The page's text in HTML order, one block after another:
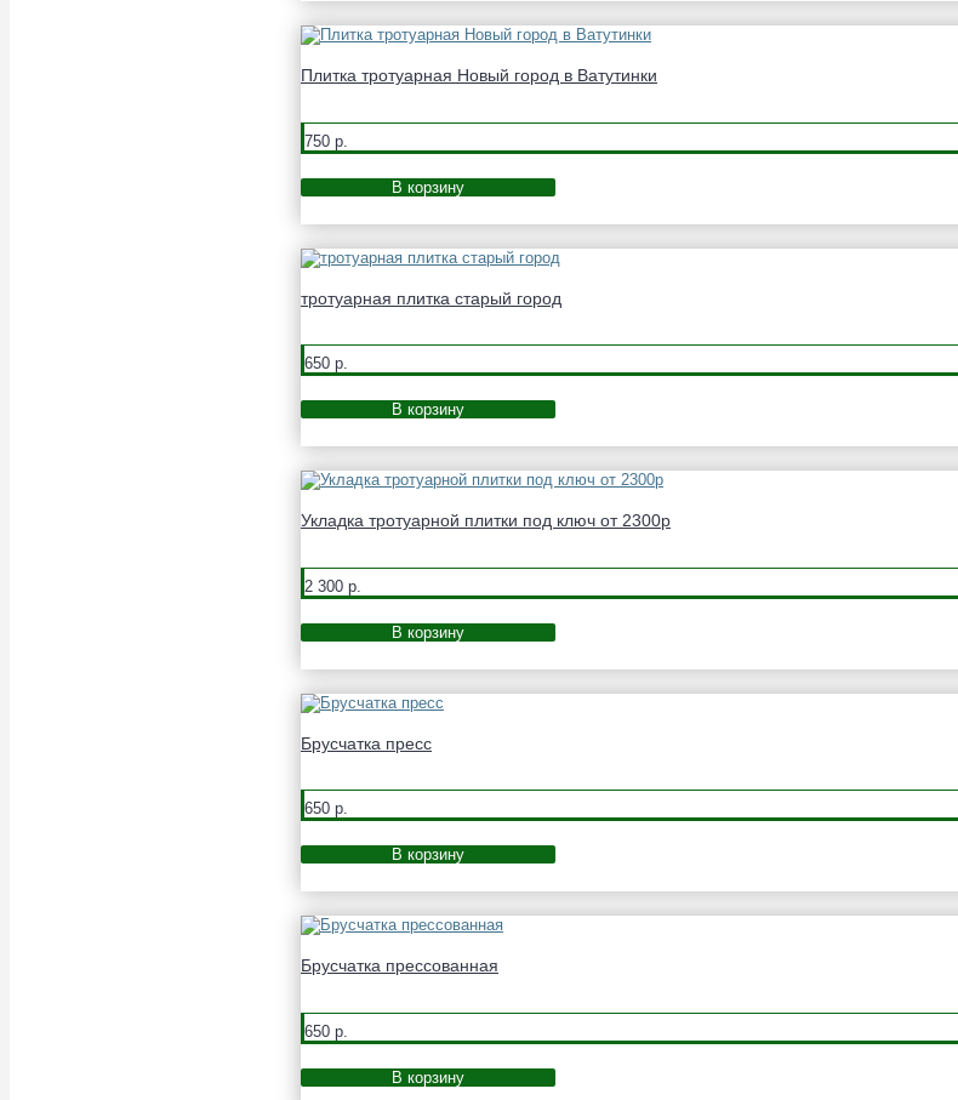
Плитка тротуарная Новый город в Ватутинки
750 р.
В корзину
тротуарная плитка старый город
650 р.
В корзину
Укладка тротуарной плитки под ключ от 2300р
2 300 р.
В корзину
Брусчатка пресс
650 р.
В корзину
Брусчатка прессованная
650 р.
В корзину